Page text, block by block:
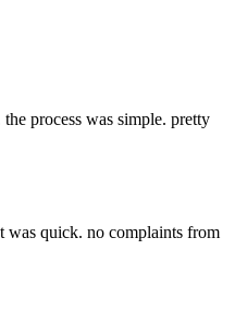
process was simple. pretty
was quick. no complaints from